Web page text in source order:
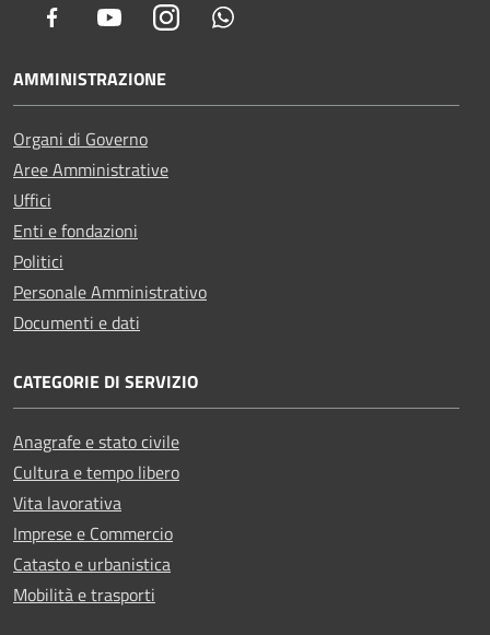
Facebook YoutubeInstagram
AMMINISTRAZIONE
Organi di Governo
Aree Amministrative
Uffici
Enti e fondazioni
Politici
Personale Amministrativo
Documenti e dati
CATEGORIE DI SERVIZIO
Anagrafe e stato civile
Cultura e tempo libero
Vita lavorativa
Imprese e Commercio
Catasto e urbanistica
Mobilità e trasporti